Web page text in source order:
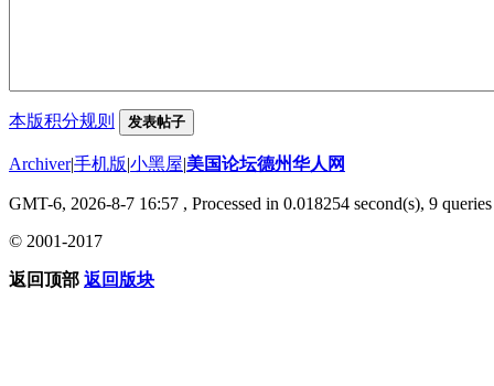
本版积分规则 发表帖子
Archiver|手机版|小黑屋|美国论坛德州华人网
GMT-6, 2026-8-7 16:57 , Processed in 0.018254 second(s), 9
© 2001-2017
返回顶部 返回版块